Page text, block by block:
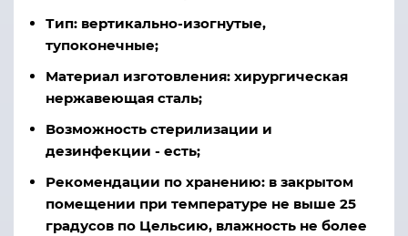
Тип: вертикально-изогнутые,
тупоконечные;
Материал изготовления: хирургическая
нержавеющая сталь;
Возможность стерилизации и
дезинфекции - есть;
Рекомендации по хранению: в закрытом
помещении при температуре не выше 25
градусов по Цельсию, влажность не более